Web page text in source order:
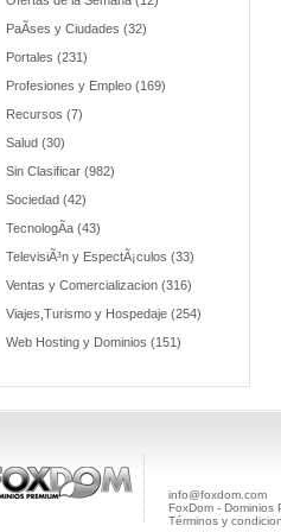
PaÃ­ses y Ciudades (32)
Portales (231)
Profesiones y Empleo (169)
Recursos (7)
Salud (30)
Sin Clasificar (982)
Sociedad (42)
TecnologÃ­a (43)
TelevisiÃ³n y EspectÃ¡culos (33)
Ventas y Comercializacion (316)
Viajes,Turismo y Hospedaje (254)
Web Hosting y Dominios (151)
info@foxdom.com
FoxDom - Dominios
Términos y